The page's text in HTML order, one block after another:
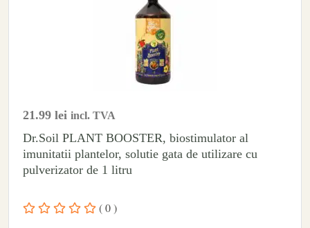
21.99 lei incl. TVA
Dr.Soil PLANT BOOSTER, biostimulator al
imunitatii plantelor, solutie gata de utilizare cu
pulverizator de 1 litru
( 0 )